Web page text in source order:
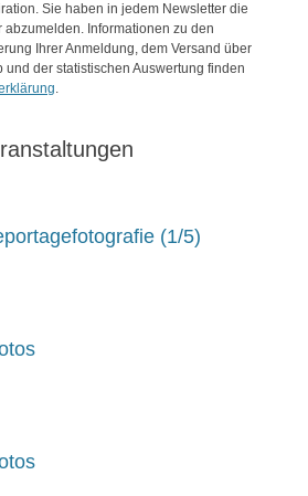
Sie haben in jedem Newsletter die
abzumelden. Informationen zu den
Ihrer Anmeldung, dem Versand über
und der statistischen Auswertung finden
.
(1/5)